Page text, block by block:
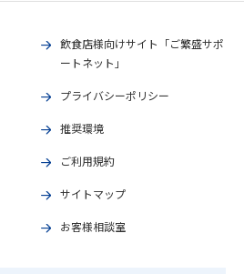
飲食店様向けサイト「ご繁盛サポ
ートネット」
プライバシーポリシー
推奨環境
ご利用規約
サイトマップ
お客様相談室